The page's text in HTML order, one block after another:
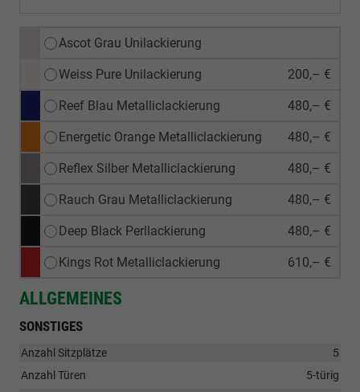
Ascot Grau Unilackierung
Weiss Pure Unilackierung 200,– €
Reef Blau Metalliclackierung 480,– €
Energetic Orange Metalliclackierung 480,– €
Reflex Silber Metalliclackierung 480,– €
Rauch Grau Metalliclackierung 480,– €
Deep Black Perllackierung 480,– €
Kings Rot Metalliclackierung 610,– €
ALLGEMEINES
SONSTIGES
Anzahl Sitzplätze
5
Anzahl Türen
5-türig